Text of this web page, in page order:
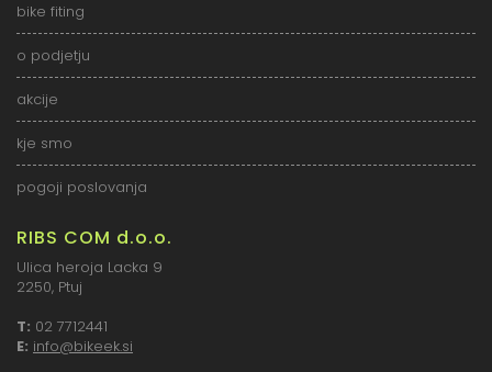
bike fiting
o podjetju
akcije
kje smo
pogoji poslovanja
RIBS COM d.o.o.
Ulica heroja Lacka 9
2250, Ptuj
T: 02 7712441
E: info@bikeek.si